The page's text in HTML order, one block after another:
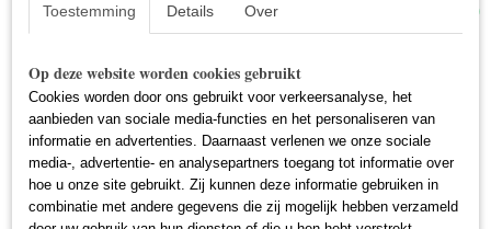
(0)
Toestemming Details Over
Op deze website worden cookies gebruikt
Cookies worden door ons gebruikt voor verkeersanalyse, het
aanbieden van sociale media-functies en het personaliseren van
informatie en advertenties. Daarnaast verlenen we onze sociale
media-, advertentie- en analysepartners toegang tot informatie over
hoe u onze site gebruikt. Zij kunnen deze informatie gebruiken in
combinatie met andere gegevens die zij mogelijk hebben verzameld